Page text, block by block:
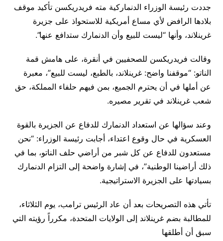
جددت رئيسة الوزراء الدنماركية مته فريدريكسن تأكيد موقف
بلادها الرافض لأي مساع أمريكية للاستحواذ على جزيرة
غرينلاند، وأنها “ليست للبيع وأن الدنمارك ستدافع عنها”.
وقالت فريدريكسن للصحفيين في أنقرة، على هامش قمة
الناتو: “موقفنا واضح: غرينلاند، بالطبع، ليست للبيع”، معبرة
عن أملها في أن يحترم الجميع، بمن فيهم حلفاء المملكة، حق
شعب غرينلاند في تقرير مصيره.
وعند سؤالها عن استعداد الدنمارك للدفاع عن الجزيرة بالقوة
العسكرية في حال وقوع اعتداء، أجابت رئيسة الوزراء: “نحن
مستعدون للدفاع عن كل شبر من أراضي حلف الناتو، بما في
ذلك أراضينا الوطنية”، في إشارة واضحة إلى التزام الدنمارك
بسيادتها على الجزيرة الاستراتيجية.
تأتي هذه التصريحات بعد أن عاد الرئيس ترامب، يوم الثلاثاء،
للمطالبة بضم غرينلاند إلى الولايات المتحدة، مكرراً رؤيته التي
سبق أن أطلقها